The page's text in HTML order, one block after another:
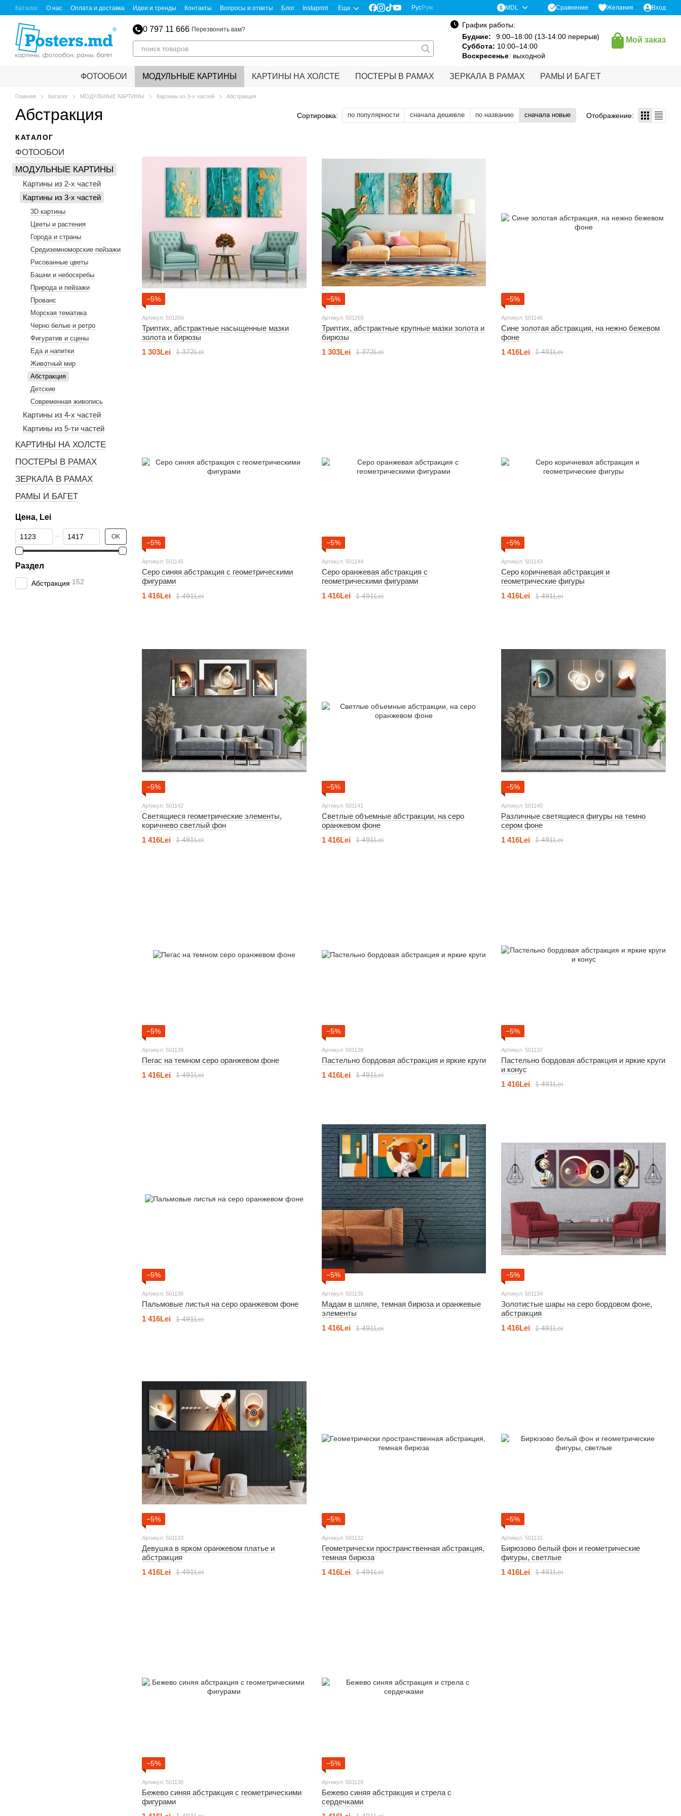
Перейти к основному контенту
Каталог О нас Оплата и доставка Идеи и тренды Контакты Вопросы и ответы Блог Instaprint Еще РусРум MDL Сравнение Желания Вход
0 797 11 666 Перезвонить вам?
График работы:
Будние:
9:00–18:00 (13-14:00 перерыв)
Суббота: 10:00–14:00
Воскресенье: выходной
Мой заказ
ФОТООБОИ МОДУЛЬНЫЕ КАРТИНЫ КАРТИНЫ НА ХОЛСТЕ ПОСТЕРЫ В РАМАХ ЗЕРКАЛА В РАМАХ РАМЫ И БАГЕТ
Главная Каталог МОДУЛЬНЫЕ КАРТИНЫ Картины из 3-х частей Абстракция
Абстракция Сортировка: по популярности сначала дешевле по названию сначала новые Отображение:
−5%
Артикул: 501266
Триптих, абстрактные насыщенные мазки
золота и бирюзы
1 372Lei
1 303Lei
−5%
Артикул: 501265
Триптих, абстрактные крупные мазки золота и
бирюзы
1 372Lei
1 303Lei
−5%
Артикул: 501146
Сине золотая абстракция, на нежно бежевом
фоне
1 491Lei
1 416Lei
−5%
Артикул: 501145
Серо синяя абстракция с геометрическими
фигурами
1 491Lei
1 416Lei
−5%
Артикул: 501144
Серо оранжевая абстракция с
геометрическими фигурами
1 491Lei
1 416Lei
−5%
Артикул: 501143
Серо коричневая абстракция и
геометрические фигуры
1 491Lei
1 416Lei
−5%
Артикул: 501142
Светящиеся геометрические элементы,
коричнево светлый фон
1 491Lei
1 416Lei
−5%
Артикул: 501141
Светлые объемные абстракции, на серо
оранжевом фоне
1 491Lei
1 416Lei
−5%
Артикул: 501140
Различные светящиеся фигуры на темно
сером фоне
1 491Lei
1 416Lei
−5%
Артикул: 501139
Пегас на темном серо оранжевом фоне
1 491Lei
1 416Lei
−5%
Артикул: 501138
Пастельно бордовая абстракция и яркие круги
1 491Lei
1 416Lei
−5%
Артикул: 501137
Пастельно бордовая абстракция и яркие круги
и конус
1 491Lei
1 416Lei
−5%
Артикул: 501136
Пальмовые листья на серо оранжевом фоне
1 491Lei
1 416Lei
−5%
Артикул: 501135
Мадам в шляпе, темная бирюза и оранжевые
элементы
1 491Lei
1 416Lei
−5%
Артикул: 501134
Золотистые шары на серо бордовом фоне,
абстракция
1 491Lei
1 416Lei
−5%
Артикул: 501133
Девушка в ярком оранжевом платье и
абстракция
1 491Lei
1 416Lei
−5%
Артикул: 501132
Геометрически пространственная абстракция,
темная бирюза
1 491Lei
1 416Lei
−5%
Артикул: 501131
Бирюзово белый фон и геометрические
фигуры, светлые
1 491Lei
1 416Lei
−5%
Артикул: 501130
Бежево синяя абстракция с геометрическими
фигурами
−5%
Артикул: 501129
Бежево синяя абстракция и стрела с
сердечками
КАТАЛОГ
ФОТООБОИ
МОДУЛЬНЫЕ КАРТИНЫ
Картины из 2-х частей
Картины из 3-х частей
3D картины
Цветы и растения
Города и страны
Средиземноморские пейзажи
Рисованные цветы
Башни и небоскребы
Природа и пейзажи
Прованс
Морская тематика
Черно белые и ретро
Фигуратив и сцены
Еда и напитки
Животный мир
Абстракция
Детские
Современная живопись
Картины из 4-х частей
Картины из 5-ти частей
КАРТИНЫ НА ХОЛСТЕ
ПОСТЕРЫ В РАМАХ
ЗЕРКАЛА В РАМАХ
РАМЫ И БАГЕТ
Цена, Lei
От Цена, Lei
До Цена, Lei OK
Раздел
Абстракция 152